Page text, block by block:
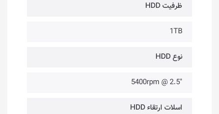
ظرفیت HDD
1TB
نوع HDD
"5400rpm @ 2.5
اسلات ارتقاء HDD